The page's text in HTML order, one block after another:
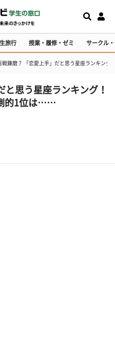
旅行 授業・履修・ゼミ サークル
戦錬磨？ 「恋愛上手」だと思う星座ランキン
と思う星座ランキング！
的1位は……